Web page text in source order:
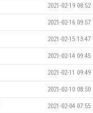
2021-02-19 08:52
2021-02-16 09:57
2021-02-15 13:47
2021-02-14 09:45
2021-02-11 09:49
2021-02-10 08:50
2021-02-04 07:55